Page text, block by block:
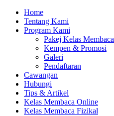
Home
Tentang Kami
Program Kami
Pakej Kelas Membaca
Kempen & Promosi
Galeri
Pendaftaran
Cawangan
Hubungi
Tips & Artikel
Kelas Membaca Online
Kelas Membaca Fizikal